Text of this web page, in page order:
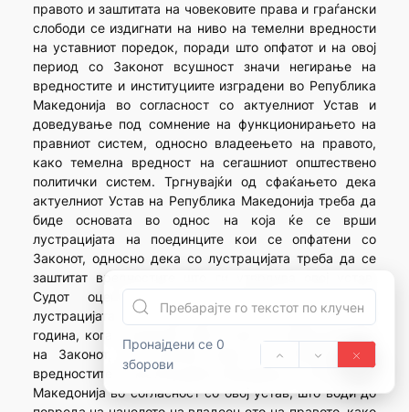
Пронајдени се 0
зборови
правото и заштитата на човековите права и граѓански
слободи се издигнати на ниво на темелни вредности
на уставниот поредок, поради што опфатот и на овој
период со Законот всушност значи негирање на
вредностите и институциите изградени во Република
Македонија во согласност со актуелниот Устав и
доведување под сомнение на функционирањето на
правниот систем, односно владеењето на правото,
како темелна вредност на сегашниот општествено
политички систем. Тргнувајќи од сфаќањето дека
актуелниот Устав на Република Македонија треба да
биде основата во однос на која ќе се врши
лустрацијата на поединците кои се опфатени со
Законот, односно дека со лустрацијата треба да се
заштитат вредностите што ги утврдува овој устав,
Судот оцени дека определбата во Законот,
лустрацијата да се однесува и на периодот по 1991
година, кога е донесен овој устав, до донесувањето
на Законот, во суштина води кон негирање на
вредностите и институциите изградени во Република
Македонија во согласност со овој устав, што води до